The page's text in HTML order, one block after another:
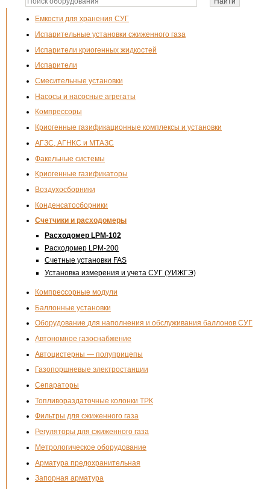
Емкости для хранения СУГ
Испарительные установки сжиженного газа
Испарители криогенных жидкостей
Испарители
Смесительные установки
Насосы и насосные агрегаты
Компрессоры
Криогенные газификационные комплексы и установки
АГЗС, АГНКС и МТАЗС
Факельные системы
Криогенные газификаторы
Воздухосборники
Конденсатосборники
Счетчики и расходомеры
Расходомер LPM-102
Расходомер LPM-200
Счетные установки FAS
Установка измерения и учета СУГ (УИЖГЭ)
Компрессорные модули
Баллонные установки
Оборудование для наполнения и обслуживания баллонов СУГ
Автономное газоснабжение
Автоцистерны — полуприцепы
Газопоршневые электростанции
Сепараторы
Топливораздаточные колонки ТРК
Фильтры для сжиженного газа
Регуляторы для сжиженного газа
Метрологическое оборудование
Арматура предохранительная
Запорная арматура